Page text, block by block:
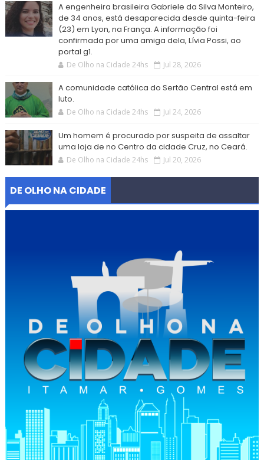
A engenheira brasileira Gabriele da Silva Monteiro,
de 34 anos, está desaparecida desde quinta-feira
(23) em Lyon, na França. A informação foi
confirmada por uma amiga dela, Lívia Possi, ao
portal g1.
De Olho na Cidade 24hs Jul 28, 2026
A comunidade católica do Sertão Central está em
luto.
De Olho na Cidade 24hs Jul 24, 2026
Um homem é procurado por suspeita de assaltar
uma loja de no Centro da cidade Cruz, no Ceará.
De Olho na Cidade 24hs Jul 20, 2026
DE OLHO NA CIDADE